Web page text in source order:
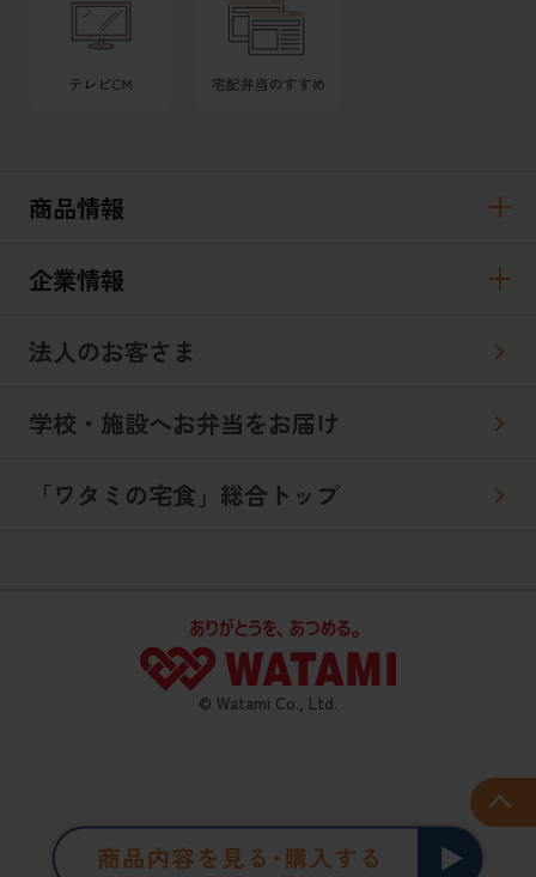
商品情報
企業情報
法人のお客さま
学校・施設へお弁当をお届け
「ワタミの宅食」総合トップ
© Watami Co., Ltd.